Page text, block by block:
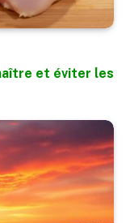
et éviter les